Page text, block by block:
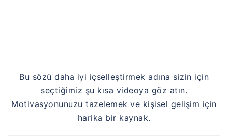
Bu sözü daha iyi içselleştirmek adına sizin için
seçtiğimiz şu kısa videoya göz atın.
Motivasyonunuzu tazelemek ve kişisel gelişim için
harika bir kaynak.